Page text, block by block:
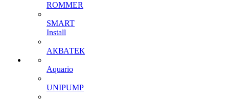
ROMMER
SMART
Install
АКВАТЕК
Aquario
UNIPUMP